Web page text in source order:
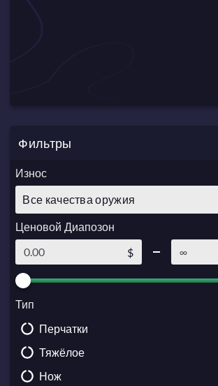
Фильтры
Износ
Все качества оружия
Ценовой Диапозон
$
Тип
Перчатки
Driver Gloves
Broken Fang Gloves
Тяжёлое
Sawed-Off
Нож